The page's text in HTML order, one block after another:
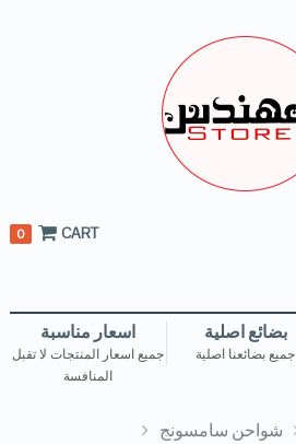
CART
0
بضائع اصلية
جميع بضائعنا اصلية
اسعار مناسبة
جميع اسعار المنتجات لا تقبل
المنافسة
شواحن سامسونج